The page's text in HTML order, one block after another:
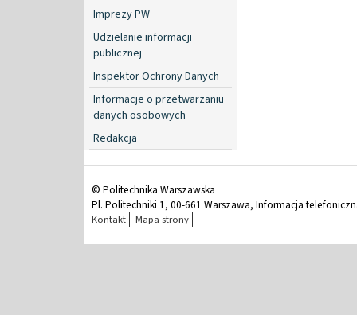
Imprezy PW
Udzielanie informacji
publicznej
Inspektor Ochrony Danych
Informacje o przetwarzaniu
danych osobowych
Redakcja
© Politechnika Warszawska
Pl. Politechniki 1, 00-661 Warszawa, Informacja
Kontakt Mapa strony